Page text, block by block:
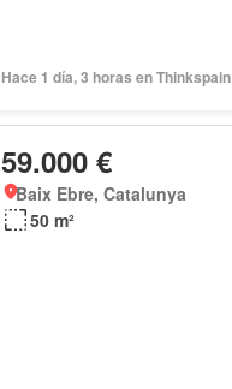
Hace 1 día, 3 horas en Thinkspain
59.000 €
Baix Ebre, Catalunya
50 m²